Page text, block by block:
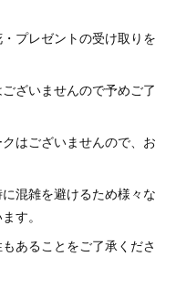
プレゼントの受け取りを
ざいませんので予めご了
はございませんので、お
混雑を避けるため様々な
す。
あることをご了承くださ